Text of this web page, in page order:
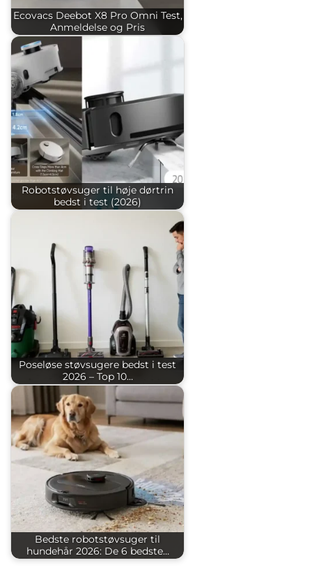
Ecovacs Deebot X8 Pro Omni Test,
Anmeldelse og Pris
Robotstøvsuger til høje dørtrin
bedst i test (2026)
Poseløse støvsugere bedst i test
2026 – Top 10…
Bedste robotstøvsuger til
hundehår 2026: De 6 bedste…